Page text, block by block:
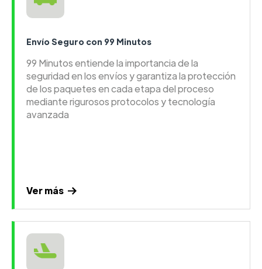
Envío Seguro con 99 Minutos
99 Minutos entiende la importancia de la
seguridad en los envíos y garantiza la protección
de los paquetes en cada etapa del proceso
mediante rigurosos protocolos y tecnología
avanzada
Ver más